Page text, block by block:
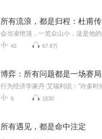
所有流浪，都是归程：杜甫传
42 67.8万
博弈：所有问题都是一场赛局
9 1530
所有遇见，都是命中注定